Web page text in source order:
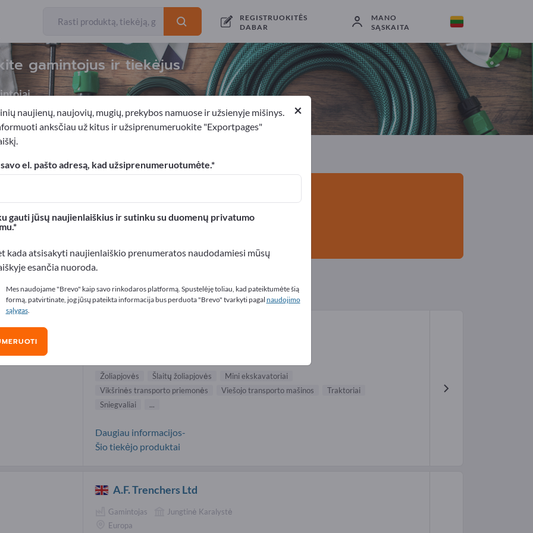
REGISTRUOKITĖS
DABAR
MANO
SĄSKAITA
gamintojus ir tiekėjus
Eksportuotojai 9 Gamintojai
kontaktai >> pradėkite čia
Exportpages svetainėje.
>> publikuokite čia
darbų prietaisai tiekėjai (9)
Žoliapjovės Šlaitų žoliapjovės
Mini ekskavatoriai
Vikšrinės transporto priemonės
Viešojo transporto mašinos
Traktoriai
Sniegvaliai
...
Daugiau informacijos-
Šio tiekėjo produktai
A.F. Trenchers Ltd
Gamintojas
Jungtinė Karalystė
Europa
×
naujienų, naujovių, mugių, prekybos namuose ir užsienyje mišinys.
anksčiau už kitus ir užsiprenumeruokite "Exportpages"
el. pašto adresą, kad užsiprenumeruotumėte.
gauti jūsų naujienlaiškius ir sutinku su duomenų privatumo
kada atsisakyti naujienlaiškio prenumeratos naudodamiesi mūsų
esančia nuoroda.
Mes naudojame "Brevo" kaip savo rinkodaros platformą. Spustelėję toliau, kad pateiktumėte šią
formą, patvirtinate, jog jūsų pateikta informacija bus perduota "Brevo" tvarkyti pagal naudojimo
sąlygas.